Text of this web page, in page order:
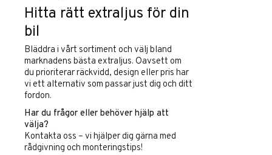
Hitta rätt extraljus för din
bil
Bläddra i vårt sortiment och välj bland
marknadens bästa extraljus. Oavsett om
du prioriterar räckvidd, design eller pris har
vi ett alternativ som passar just dig och ditt
fordon.
Har du frågor eller behöver hjälp att
välja?
Kontakta oss – vi hjälper dig gärna med
rådgivning och monteringstips!